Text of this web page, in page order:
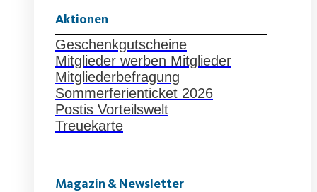
Aktionen
Geschenkgutscheine
Mitglieder werben Mitglieder
Mitgliederbefragung
Sommerferienticket 2026
Postis Vorteilswelt
Treuekarte
Magazin & Newsletter